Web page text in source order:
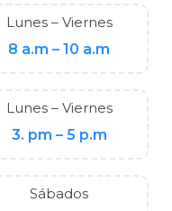
Lunes – Viernes
8 a.m – 10 a.m
Lunes – Viernes
3. pm – 5 p.m
Sábados